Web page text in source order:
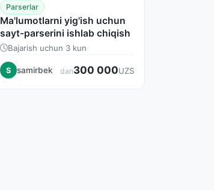
Parserlar
Ma'lumotlarni yig'ish uchun
sayt-parserini ishlab chiqish
Bajarish uchun 3 kun
S samirbek dan300 000UZS